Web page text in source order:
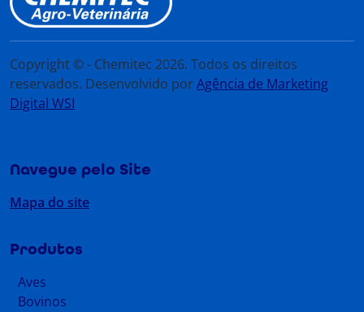
Copyright © - Chemitec 2026. Todos os direitos
reservados. Desenvolvido porAgência de Marketing
Digital WSI
Navegue pelo Site
Mapa do site
Produtos
Aves
Bovinos